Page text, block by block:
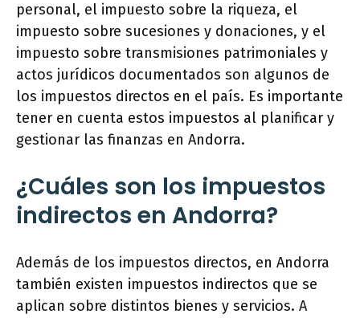
personal, el impuesto sobre la riqueza, el
impuesto sobre sucesiones y donaciones, y el
impuesto sobre transmisiones patrimoniales y
actos jurídicos documentados son algunos de
los impuestos directos en el país. Es importante
tener en cuenta estos impuestos al planificar y
gestionar las finanzas en Andorra.
¿Cuáles son los impuestos
indirectos en Andorra?
Además de los impuestos directos, en Andorra
también existen impuestos indirectos que se
aplican sobre distintos bienes y servicios. A